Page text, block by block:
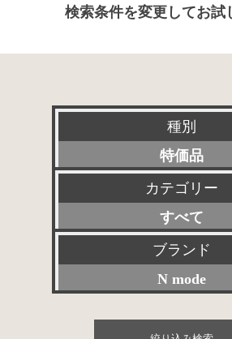
検索条件を変更してお試
種別
特価品
新品
特選アクセサリー
委託販売品
その他委託販売
カテゴリー
すべて
プリアンプ
パワーアンプ
プリメインアン
ブランド
N mode